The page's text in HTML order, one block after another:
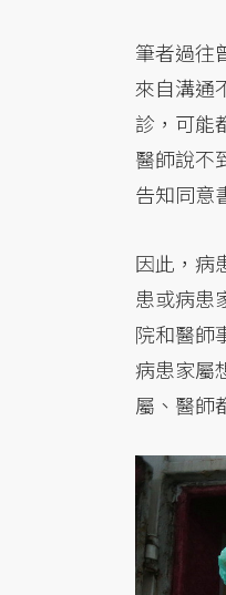
筆者過往
來自溝通
診，可能
醫師說不
告知同意
因此，病
患或病患
院和醫師
病患家屬
屬、醫師